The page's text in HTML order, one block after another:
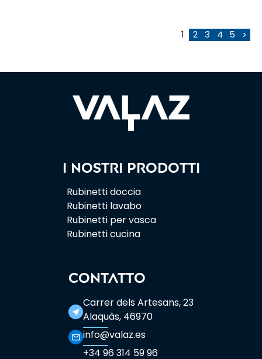
1 2 3 4 5 >
I nostri prodotti
Rubinetti doccia
Rubinetti lavabo
Rubinetti per vasca
Rubinetti cucina
CONTATTO
near_me
Carrer dels Artesans, 23
Alaquàs, 46970
mail_outline info@valaz.es
+34 96 314 59 96